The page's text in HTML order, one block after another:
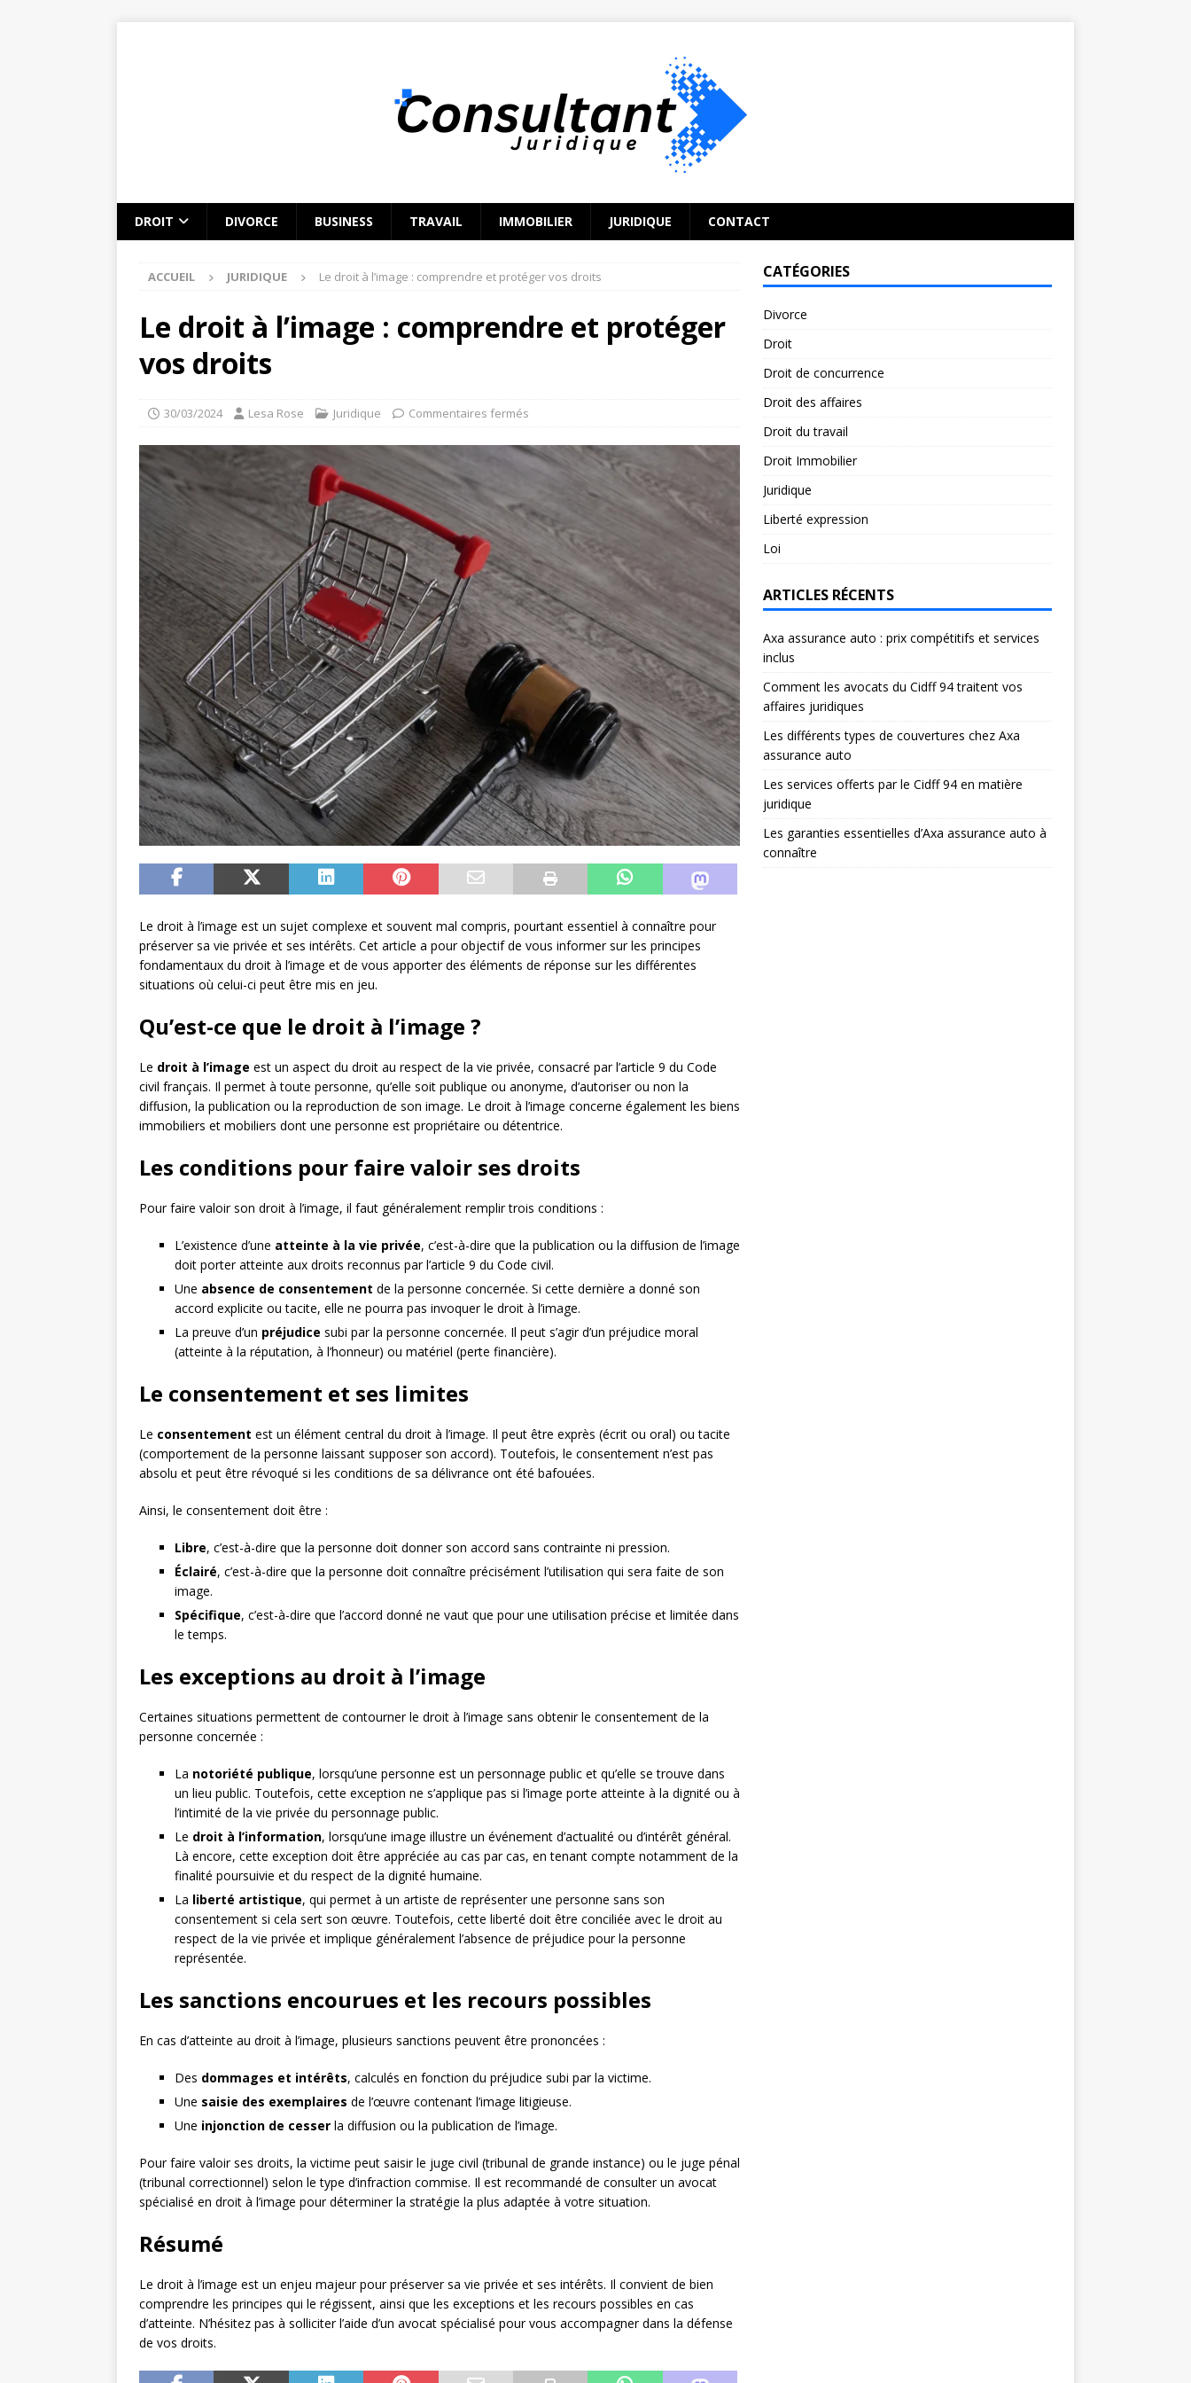
DROIT DIVORCE BUSINESS TRAVAIL IMMOBILIER JURIDIQUE CONTACT
ACCUEIL JURIDIQUE Le droit à l’image : comprendre et protéger vos droits
Le droit à l’image : comprendre et protéger
vos droits
30/03/2024 Lesa Rose Juridique Commentaires fermés
Le droit à l’image est un sujet complexe et souvent mal compris, pourtant essentiel à connaître pour
préserver sa vie privée et ses intérêts. Cet article a pour objectif de vous informer sur les principes
fondamentaux du droit à l’image et de vous apporter des éléments de réponse sur les différentes
situations où celui-ci peut être mis en jeu.
Qu’est-ce que le droit à l’image ?
Le droit à l’image est un aspect du droit au respect de la vie privée, consacré par l’article 9 du Code
civil français. Il permet à toute personne, qu’elle soit publique ou anonyme, d’autoriser ou non la
diffusion, la publication ou la reproduction de son image. Le droit à l’image concerne également les biens
immobiliers et mobiliers dont une personne est propriétaire ou détentrice.
Les conditions pour faire valoir ses droits
Pour faire valoir son droit à l’image, il faut généralement remplir trois conditions :
L’existence d’une atteinte à la vie privée, c’est-à-dire que la publication ou la diffusion de l’image
doit porter atteinte aux droits reconnus par l’article 9 du Code civil.
Une absence de consentement de la personne concernée. Si cette dernière a donné son
accord explicite ou tacite, elle ne pourra pas invoquer le droit à l’image.
La preuve d’un préjudice subi par la personne concernée. Il peut s’agir d’un préjudice moral
(atteinte à la réputation, à l’honneur) ou matériel (perte financière).
Le consentement et ses limites
Le consentement est un élément central du droit à l’image. Il peut être exprès (écrit ou oral) ou tacite
(comportement de la personne laissant supposer son accord). Toutefois, le consentement n’est pas
absolu et peut être révoqué si les conditions de sa délivrance ont été bafouées.
Ainsi, le consentement doit être :
Libre, c’est-à-dire que la personne doit donner son accord sans contrainte ni pression.
Éclairé, c’est-à-dire que la personne doit connaître précisément l’utilisation qui sera faite de son
image.
Spécifique, c’est-à-dire que l’accord donné ne vaut que pour une utilisation précise et limitée dans
le temps.
Les exceptions au droit à l’image
Certaines situations permettent de contourner le droit à l’image sans obtenir le consentement de la
personne concernée :
La notoriété publique, lorsqu’une personne est un personnage public et qu’elle se trouve dans
un lieu public. Toutefois, cette exception ne s’applique pas si l’image porte atteinte à la dignité ou à
l’intimité de la vie privée du personnage public.
Le droit à l’information, lorsqu’une image illustre un événement d’actualité ou d’intérêt général.
Là encore, cette exception doit être appréciée au cas par cas, en tenant compte notamment de la
finalité poursuivie et du respect de la dignité humaine.
La liberté artistique, qui permet à un artiste de représenter une personne sans son
consentement si cela sert son œuvre. Toutefois, cette liberté doit être conciliée avec le droit au
respect de la vie privée et implique généralement l’absence de préjudice pour la personne
représentée.
Les sanctions encourues et les recours possibles
En cas d’atteinte au droit à l’image, plusieurs sanctions peuvent être prononcées :
Des dommages et intérêts, calculés en fonction du préjudice subi par la victime.
Une saisie des exemplaires de l’œuvre contenant l’image litigieuse.
Une injonction de cesser la diffusion ou la publication de l’image.
Pour faire valoir ses droits, la victime peut saisir le juge civil (tribunal de grande instance) ou le juge pénal
(tribunal correctionnel) selon le type d’infraction commise. Il est recommandé de consulter un avocat
spécialisé en droit à l’image pour déterminer la stratégie la plus adaptée à votre situation.
Résumé
Le droit à l’image est un enjeu majeur pour préserver sa vie privée et ses intérêts. Il convient de bien
comprendre les principes qui le régissent, ainsi que les exceptions et les recours possibles en cas
d’atteinte. N’hésitez pas à solliciter l’aide d’un avocat spécialisé pour vous accompagner dans la défense
de vos droits.
CATÉGORIES
Divorce
Droit
Droit de concurrence
Droit des affaires
Droit du travail
Droit Immobilier
Juridique
Liberté expression
Loi
ARTICLES RÉCENTS
Axa assurance auto : prix compétitifs et services
inclus
Comment les avocats du Cidff 94 traitent vos
affaires juridiques
Les différents types de couvertures chez Axa
assurance auto
Les services offerts par le Cidff 94 en matière
juridique
Les garanties essentielles d’Axa assurance auto à
connaître